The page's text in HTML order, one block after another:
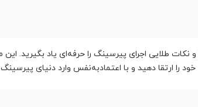
مراحل اجرا و نکات طلایی اجرای پیرسینگ را حرفه‌ای یاد
را ارتقا دهید و با اعتمادبه‌نفس وارد دنیای